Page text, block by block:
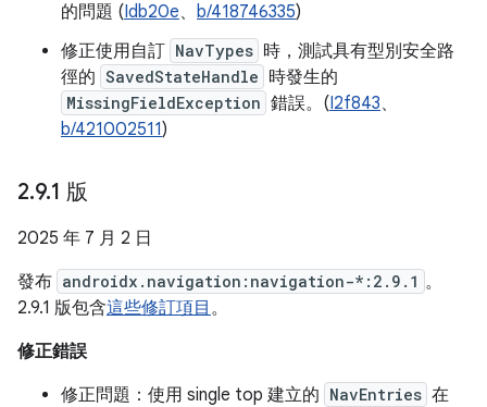
的問題 (Idb20e、 b/418746335)
修正使用自訂 NavTypes 時，測試具有型別安全路
徑的 SavedStateHandle 時發生的
MissingFieldException 錯誤。(I2f843、
b/421002511)
2.9.1 版
2025 年 7 月 2 日
發布 androidx.navigation:navigation-*:2.9.1 。
2.9.1 版包含這些修訂項目 。
修正錯誤
修正問題：使用 single top 建立的 NavEntries 在